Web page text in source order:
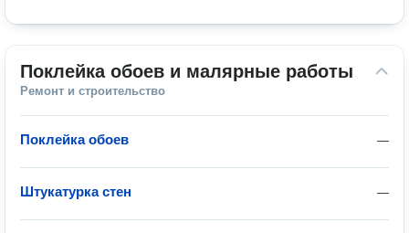
Поклейка обоев и малярные работы
Ремонт и строительство
—
Поклейка обоев
—
Штукатурка стен